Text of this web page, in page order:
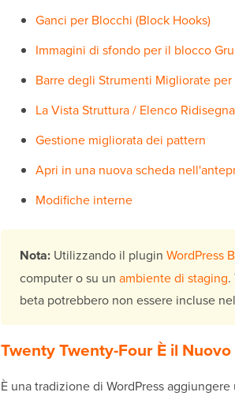
Ganci per Blocchi (Block Hooks)
Immagini di sfondo per il blocco
Barre degli Strumenti Migliorate
La Vista Struttura / Elenco
Gestione migliorata dei pattern
Apri in una nuova scheda
Modifiche interne
Nota: Utilizzando il plugin WordPress
computer o su un ambiente di staging.
beta potrebbero non essere incluse
Twenty Twenty-Four È il
È una tradizione di WordPress